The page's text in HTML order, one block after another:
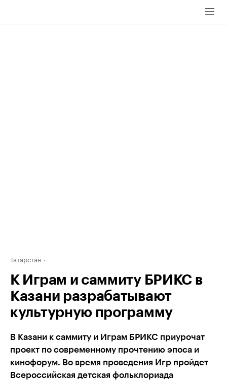
Татарстан
К Играм и саммиту БРИКС в
Казани разрабатывают
культурную программу
В Казани к саммиту и Играм БРИКС приурочат
проект по современному прочтению эпоса и
кинофорум. Во время проведения Игр пройдет
Всероссийская детская фольклориада